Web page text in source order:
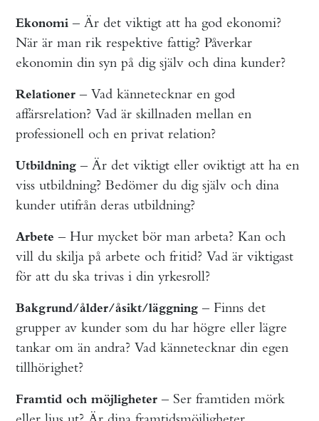
Ekonomi– Är det viktigt att ha god ekonomi?
När är man rik respektive fattig? Påverkar
ekonomin din syn på dig själv och dina kunder?
Relationer– Vad kännetecknar en god
affärsrelation? Vad är skillnaden mellan en
professionell och en privat relation?
Utbildning – Är det viktigt eller oviktigt att ha en
viss utbildning? Bedömer du dig själv och dina
kunder utifrån deras utbildning?
Arbete – Hur mycket bör man arbeta? Kan och
vill du skilja på arbete och fritid? Vad är viktigast
för att du ska trivas i din yrkesroll?
Bakgrund/ålder/åsikt/läggning – Finns det
grupper av kunder som du har högre eller lägre
tankar om än andra? Vad kännetecknar din egen
tillhörighet?
Framtid och möjligheter– Ser framtiden mörk